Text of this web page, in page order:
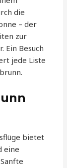
die
– der
zur
Ein Besuch
jede Liste
bietet
eine